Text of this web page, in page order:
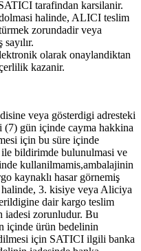
tarafindan karsilanir.
halinde, ALICI teslim
zorundadir veya
olarak onaylandiktan
kazanir.
veya gösterdigi adresteki
gün içinde cayma hakkina
için bu süre içinde
bildirimde bulunulmasi ve
kullanilmamis,ambalajinin
kaynaklı hasar görnemiş
3. kisiye veya Aliciya
dair kargo teslim
iadesi zorunludur. Bu
içinde ürün bedelinin
için SATICI ilgili banka